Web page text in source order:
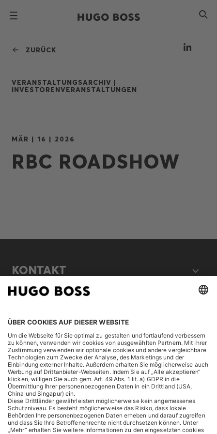
ZURÜCK
VERANSTALTUNGSARCHIV |
INVESTORENVERANSTALTUNGEN
MÄR | 16 | 2026
RBC ROADSHOW
KONTAKT
ENTDECKEN